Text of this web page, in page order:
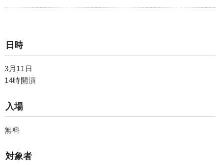
日時
3月11日
14時開演
入場
無料
対象者